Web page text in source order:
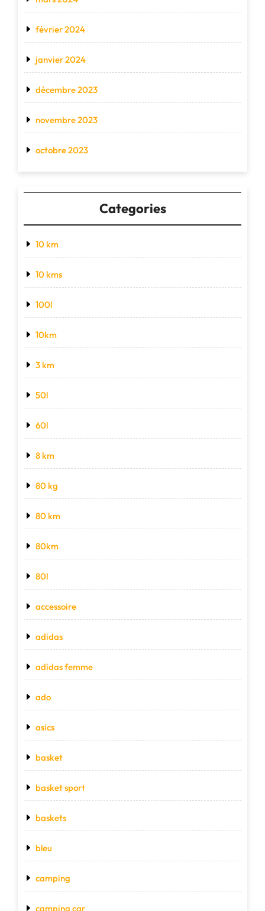
février 2024
janvier 2024
décembre 2023
novembre 2023
octobre 2023
Categories
10 km
10 kms
100l
10km
3 km
50l
60l
8 km
80 kg
80 km
80km
80l
accessoire
adidas
adidas femme
ado
asics
basket
basket sport
baskets
bleu
camping
camping car